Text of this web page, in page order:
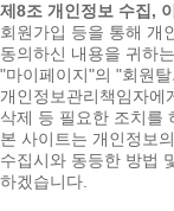
제8조 개인정보 수집,
회원가입 등을 통해 개
동의하신 내용을 귀하
"마이페이지"의 "회원
개인정보관리책임자에
삭제 등 필요한 조치를
본 사이트는 개인정보
수집시와 동등한 방법
하겠습니다.